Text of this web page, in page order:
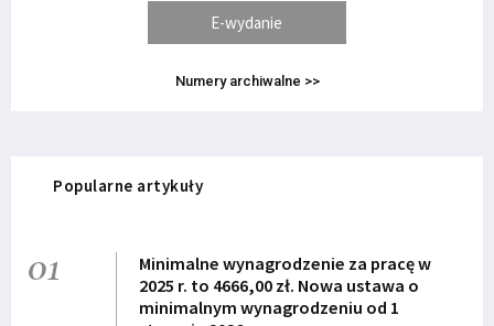
E-wydanie
Numery archiwalne >>
Popularne artykuły
01
Minimalne wynagrodzenie za pracę w
2025 r. to 4666,00 zł. Nowa ustawa o
minimalnym wynagrodzeniu od 1